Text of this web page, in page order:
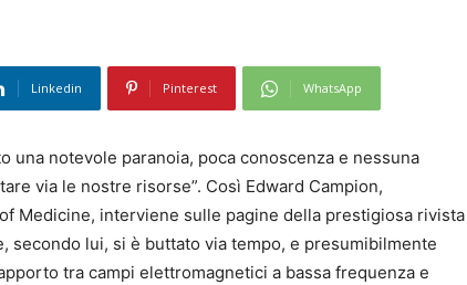
Linkedin Pinterest WhatsApp
una notevole paranoia, poca conoscenza e nessuna
via le nostre risorse”. Così Edward Campion,
Medicine, interviene sulle pagine della prestigiosa rivista
secondo lui, si è buttato via tempo, e presumibilmente
tra campi elettromagnetici a bassa frequenza e